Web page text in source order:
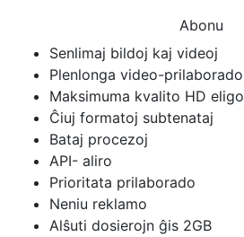
Abonu
Senlimaj bildoj kaj videoj
Plenlonga video-prilaborado
Maksimuma kvalito HD eligo
Ĉiuj formatoj subtenataj
Bataj procezoj
API- aliro
Prioritata prilaborado
Neniu reklamo
Alŝuti dosierojn ĝis 2GB